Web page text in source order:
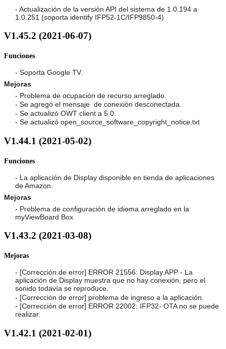
- Actualización de la versión API del sistema de 1.0.194 a
1.0.251 (soporta identify IFP52-1C/IFP9850-4)
V1.45.2 (2021-06-07)
Funciones
- Soporta Google TV.
Mejoras
- Problema de ocupación de recurso arreglado.
- Se agregó el mensaje de conexión desconectada.
- Se actualizó OWT client a 5.0.
- Se actualizó open_source_software_copyright_notice.txt
V1.44.1 (2021-05-02)
Funciones
- La aplicación de Display disponible en tienda de aplicaciones
de Amazon.
Mejoras
- Problema de configuración de idioma arreglado en la
myViewBoard Box
V1.43.2 (2021-03-08)
Mejoras
- [Corrección de error] ERROR 21556: Display APP - La
aplicación de Display muestra que no hay conexión, pero el
sonido todavía se reproduce.
- [Corrección de error] problema de ingreso a la aplicación.
- [Corrección de error] ERROR 22002: IFP32- OTA no se puede
realizar.
V1.42.1 (2021-02-01)